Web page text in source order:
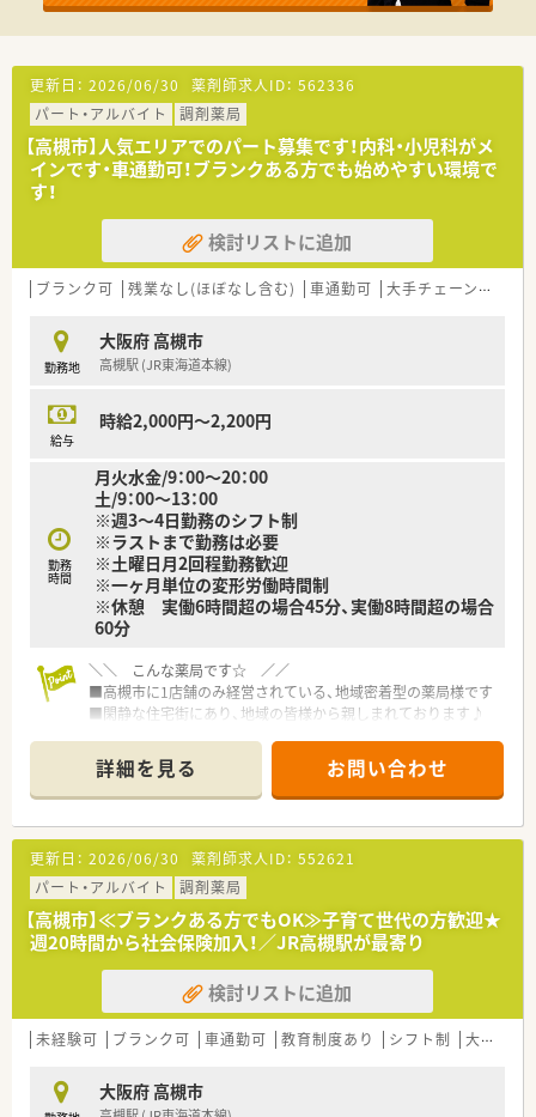
更新日： 2026/06/30 薬剤師求人ID： 562336
パート・アルバイト
調剤薬局
【高槻市】人気エリアでのパート募集です！内科・小児科がメ
インです・車通勤可！ブランクある方でも始めやすい環境で
す！
検討リストに追加
ブランク可 残業なし(ほぼなし含む) 車通勤可 大手チェーン以外
勤務地
大阪府 高槻市
高槻駅 (JR東海道本線)
給与
時給2,000円～2,200円
勤務
時間
月火水金/9：00～20：00
土/9：00～13：00
※週3～4日勤務のシフト制
※ラストまで勤務は必要
※土曜日月2回程勤務歓迎
※一ヶ月単位の変形労働時間制
※休憩 実働6時間超の場合45分、実働8時間超の場合
60分
＼＼ こんな薬局です☆ ／／
■高槻市に1店舗のみ経営されている、地域密着型の薬局様です
■閑静な住宅街にあり、地域の皆様から親しまれております♪
れたい想いがございます
＼＼ こんな働き方です☆ ／／
■週3日～4日のご勤務！週30時間程度でご相談可能です！
■営業時間：月火水金/9：00～20：00 土/9：00～13：00
■上記時間内でご勤務時間ご相談可能です◎
■内科・小児科がメイン科目！
■施設在宅も行っておられます
＼＼ こんな方にオススメです☆ ／／
■地域の患者様との時間を大切にしたい方！
■週30時間程度のご勤務したい方！
■週3日～ご勤務したい方！
■在宅業務に携わりたい方！
詳細を見る お問い合わせ
更新日： 2026/06/30 薬剤師求人ID： 552621
パート・アルバイト
調剤薬局
【高槻市】≪ブランクある方でもOK≫子育て世代の方歓迎★
週20時間から社会保険加入！／JR高槻駅が最寄り
検討リストに追加
未経験可 ブランク可 車通勤可 教育制度あり シフト制 大手チェーン以外
大阪府 高槻市